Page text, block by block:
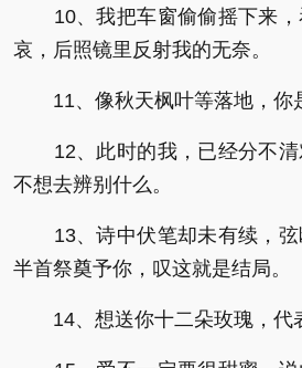
10、我把车窗偷偷摇下来，
哀，后照镜里反射我的无奈。
11、像秋天枫叶等落地，你
12、此时的我，已经分不清
不想去辨别什么。
13、诗中伏笔却未有续，弦
半首祭奠予你，叹这就是结局。
14、想送你十二朵玫瑰，代